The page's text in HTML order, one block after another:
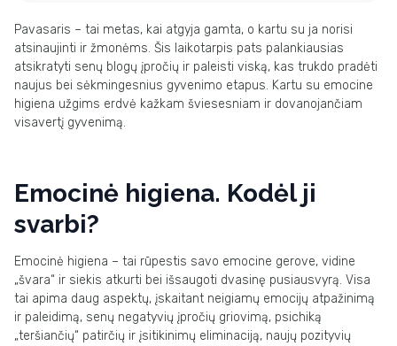
Pavasaris – tai metas, kai atgyja gamta, o kartu su ja norisi
atsinaujinti ir žmonėms. Šis laikotarpis pats palankiausias
atsikratyti senų blogų įpročių ir paleisti viską, kas trukdo pradėti
naujus bei sėkmingesnius gyvenimo etapus. Kartu su emocine
higiena užgims erdvė kažkam šviesesniam ir dovanojančiam
visavertį gyvenimą.
Emocinė higiena. Kodėl ji
svarbi?
Emocinė higiena – tai rūpestis savo emocine gerove, vidine
„švara“ ir siekis atkurti bei išsaugoti dvasinę pusiausvyrą. Visa
tai apima daug aspektų, įskaitant neigiamų emocijų atpažinimą
ir paleidimą, senų negatyvių įpročių griovimą, psichiką
„teršiančių“ patirčių ir įsitikinimų eliminaciją, naujų pozityvių